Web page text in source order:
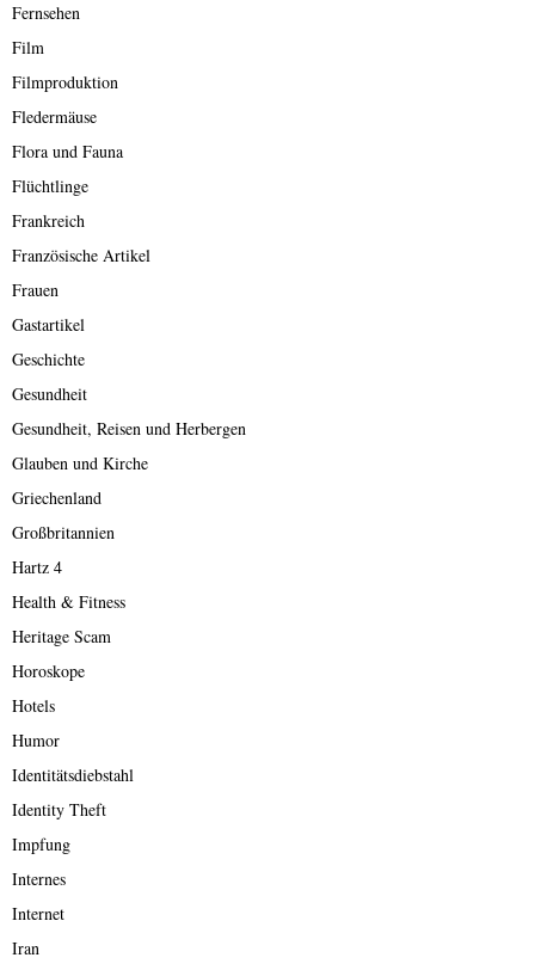
Fernsehen
Film
Filmproduktion
Fledermäuse
Flora und Fauna
Flüchtlinge
Frankreich
Französische Artikel
Frauen
Gastartikel
Geschichte
Gesundheit
Gesundheit, Reisen und Herbergen
Glauben und Kirche
Griechenland
Großbritannien
Hartz 4
Health & Fitness
Heritage Scam
Horoskope
Hotels
Humor
Identitätsdiebstahl
Identity Theft
Impfung
Internes
Internet
Iran